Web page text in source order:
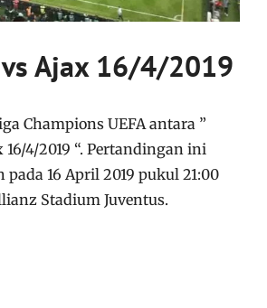
Ajax 16/4/2019
Champions UEFA antara ”
16/4/2019 “. Pertandingan ini
16 April 2019 pukul 21:00
Stadium Juventus.